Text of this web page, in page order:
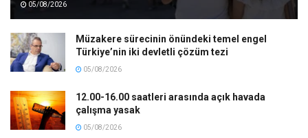
05/08/2026
Müzakere sürecinin önündeki temel engel
Türkiye’nin iki devletli çözüm tezi
05/08/2026
12.00-16.00 saatleri arasında açık havada
çalışma yasak
05/08/2026